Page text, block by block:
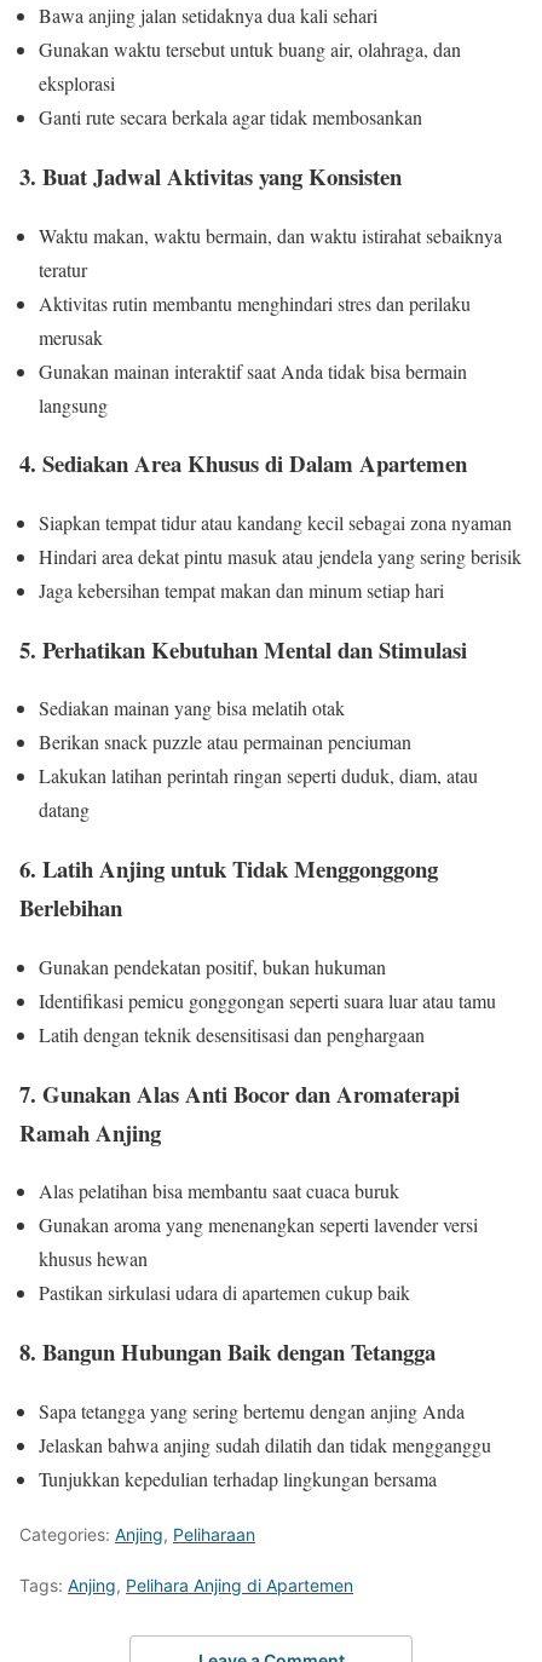
Bawa anjing jalan setidaknya dua kali sehari
Gunakan waktu tersebut untuk buang air, olahraga, dan
eksplorasi
Ganti rute secara berkala agar tidak membosankan
3. Buat Jadwal Aktivitas yang Konsisten
Waktu makan, waktu bermain, dan waktu istirahat sebaiknya
teratur
Aktivitas rutin membantu menghindari stres dan perilaku
merusak
Gunakan mainan interaktif saat Anda tidak bisa bermain
langsung
4. Sediakan Area Khusus di Dalam Apartemen
Siapkan tempat tidur atau kandang kecil sebagai zona nyaman
Hindari area dekat pintu masuk atau jendela yang sering berisik
Jaga kebersihan tempat makan dan minum setiap hari
5. Perhatikan Kebutuhan Mental dan Stimulasi
Sediakan mainan yang bisa melatih otak
Berikan snack puzzle atau permainan penciuman
Lakukan latihan perintah ringan seperti duduk, diam, atau
datang
6. Latih Anjing untuk Tidak Menggonggong
Berlebihan
Gunakan pendekatan positif, bukan hukuman
Identifikasi pemicu gonggongan seperti suara luar atau tamu
Latih dengan teknik desensitisasi dan penghargaan
7. Gunakan Alas Anti Bocor dan Aromaterapi
Ramah Anjing
Alas pelatihan bisa membantu saat cuaca buruk
Gunakan aroma yang menenangkan seperti lavender versi
khusus hewan
Pastikan sirkulasi udara di apartemen cukup baik
8. Bangun Hubungan Baik dengan Tetangga
Sapa tetangga yang sering bertemu dengan anjing Anda
Jelaskan bahwa anjing sudah dilatih dan tidak mengganggu
Tunjukkan kepedulian terhadap lingkungan bersama
Categories: Anjing, Peliharaan
Tags: Anjing, Pelihara Anjing di Apartemen